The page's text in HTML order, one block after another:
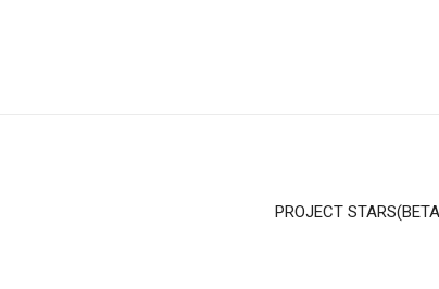
PROJECT